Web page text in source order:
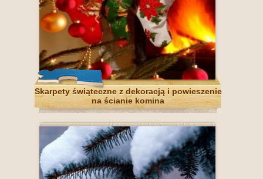
Skarpety świąteczne z dekoracją i powieszenie
na ścianie komina